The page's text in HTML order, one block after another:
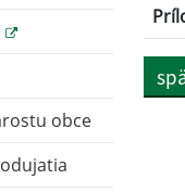
obce